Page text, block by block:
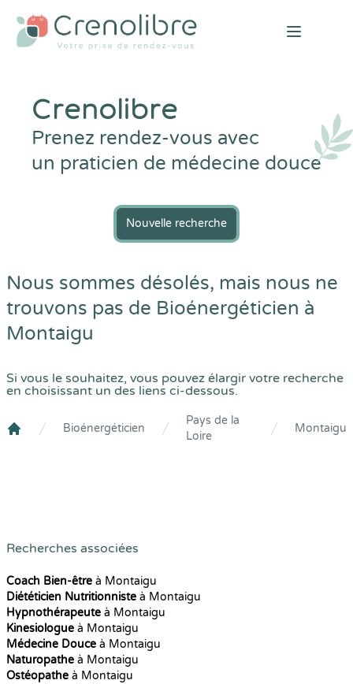
Open
Crenolibre
Prenez rendez-vous avec
un praticien de médecine douce
Nouvelle recherche
Nous sommes désolés, mais nous ne
trouvons pas de Bioénergéticien à
Montaigu
Si vous le souhaitez, vous pouvez élargir votre recherche
en choisissant un des liens ci-dessous.
Bioénergéticien
Pays de la
Loire
Montaigu
Recherches associées
Coach Bien-être à Montaigu
Diététicien Nutritionniste à Montaigu
Hypnothérapeute à Montaigu
Kinesiologue à Montaigu
Médecine Douce à Montaigu
Naturopathe à Montaigu
Ostéopathe à Montaigu